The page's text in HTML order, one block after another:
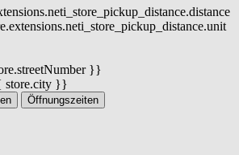
}}
store.city }}
Öffnungszeiten